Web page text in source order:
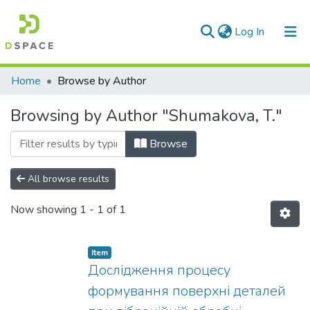
Log In (current)
Communities & Collections
All of DSpace
Home Browse by Author
Browsing by Author "Shumakova, T."
Browse
All browse results
Now showing 1 - 1 of 1
Item
Дослідження процесу
формування поверхні деталей